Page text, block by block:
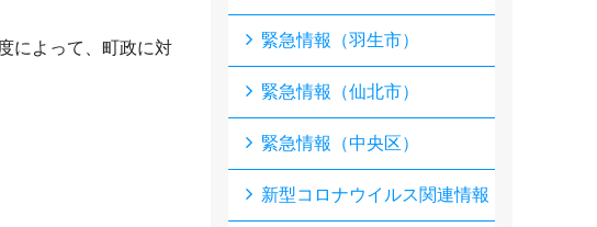
によって、町政に対
緊急情報（羽生市）
緊急情報（仙北市）
緊急情報（中央区）
新型コロナウイルス関連情報